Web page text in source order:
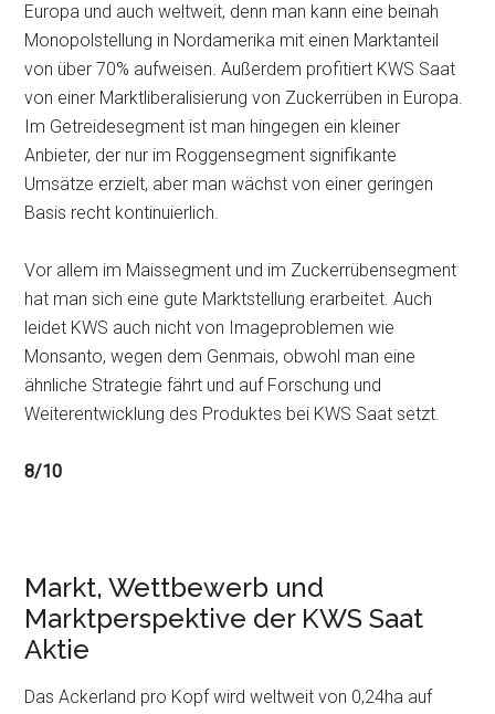
Europa und auch weltweit, denn man kann eine beinah
Monopolstellung in Nordamerika mit einen Marktanteil
von über 70% aufweisen. Außerdem profitiert KWS Saat
von einer Marktliberalisierung von Zuckerrüben in Europa.
Im Getreidesegment ist man hingegen ein kleiner
Anbieter, der nur im Roggensegment signifikante
Umsätze erzielt, aber man wächst von einer geringen
Basis recht kontinuierlich.
Vor allem im Maissegment und im Zuckerrübensegment
hat man sich eine gute Marktstellung erarbeitet. Auch
leidet KWS auch nicht von Imageproblemen wie
Monsanto, wegen dem Genmais, obwohl man eine
ähnliche Strategie fährt und auf Forschung und
Weiterentwicklung des Produktes bei KWS Saat setzt.
8/10
Markt, Wettbewerb und
Marktperspektive der KWS Saat
Aktie
Das Ackerland pro Kopf wird weltweit von 0,24ha auf